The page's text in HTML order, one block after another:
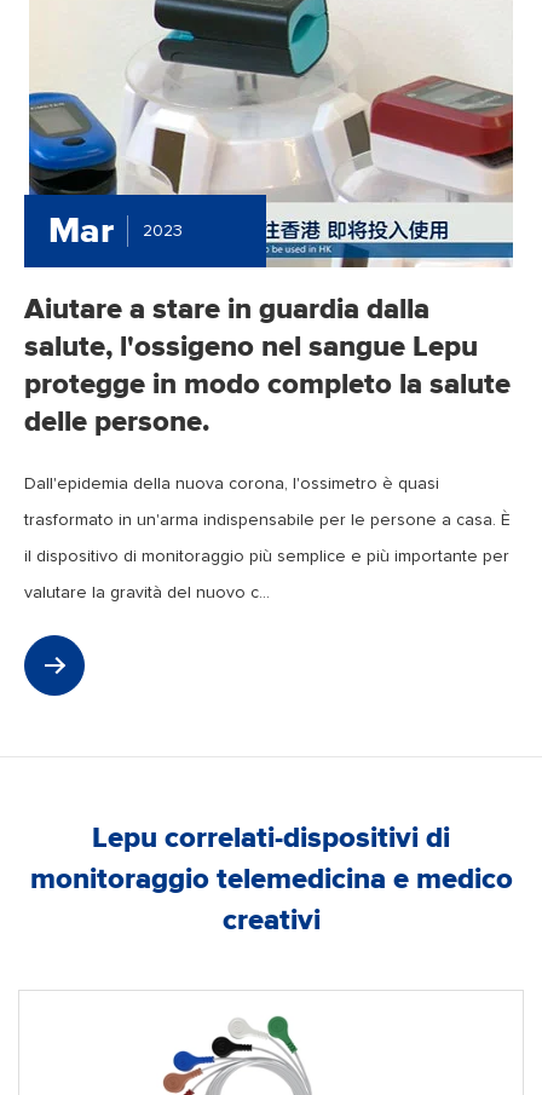
Mar 2023
Aiutare a stare in guardia dalla
salute, l'ossigeno nel sangue Lepu
protegge in modo completo la salute
delle persone.
Dall'epidemia della nuova corona, l'ossimetro è quasi
trasformato in un'arma indispensabile per le persone a casa. È
il dispositivo di monitoraggio più semplice e più importante per
valutare la gravità del nuovo c...
Lepu correlati-dispositivi di
monitoraggio telemedicina e medico
creativi